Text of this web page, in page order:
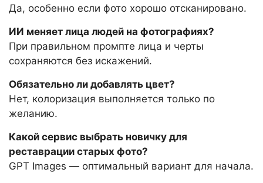
Да, особенно если фото хорошо отсканировано.
ИИ меняет лица людей на фотографиях?
При правильном промпте лица и черты
сохраняются без искажений.
Обязательно ли добавлять цвет?
Нет, колоризация выполняется только по
желанию.
Какой сервис выбрать новичку для
реставрации старых фото?
GPT Images — оптимальный вариант для начала.